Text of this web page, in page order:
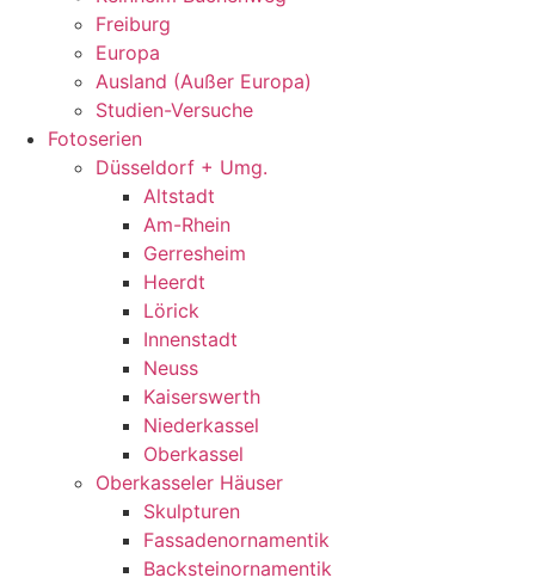
Freiburg
Europa
Ausland (Außer Europa)
Studien-Versuche
Fotoserien
Düsseldorf + Umg.
Altstadt
Am-Rhein
Gerresheim
Heerdt
Lörick
Innenstadt
Neuss
Kaiserswerth
Niederkassel
Oberkassel
Oberkasseler Häuser
Skulpturen
Fassadenornamentik
Backsteinornamentik